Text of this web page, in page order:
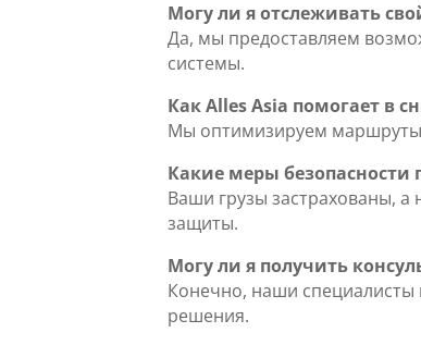
Могу ли я отслеживать
Да, мы предоставляем
системы.
Как Alles Asia помогает в
Мы оптимизируем маршруты
Какие меры безопасности
Ваши грузы застрахованы,
защиты.
Могу ли я получить
Конечно, наши специалисты
решения.